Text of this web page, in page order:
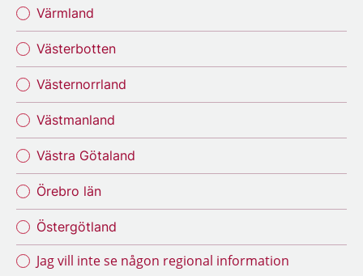
Värmland
Västerbotten
Västernorrland
Västmanland
Västra Götaland
Örebro län
Östergötland
Jag vill inte se någon regional information